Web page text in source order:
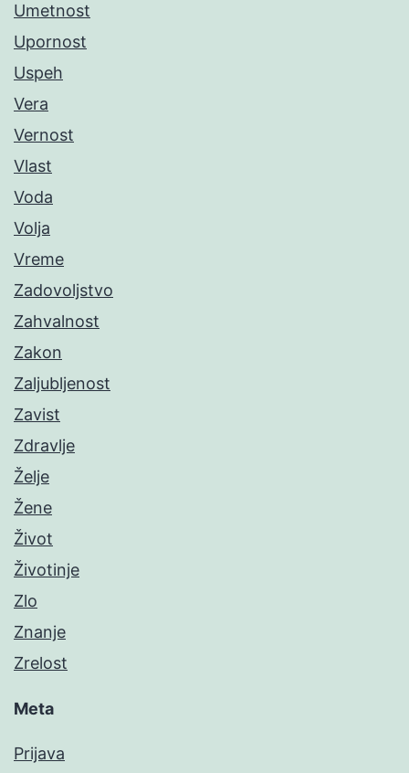
Umetnost
Upornost
Uspeh
Vera
Vernost
Vlast
Voda
Volja
Vreme
Zadovoljstvo
Zahvalnost
Zakon
Zaljubljenost
Zavist
Zdravlje
Želje
Žene
Život
Životinje
Zlo
Znanje
Zrelost
Meta
Prijava